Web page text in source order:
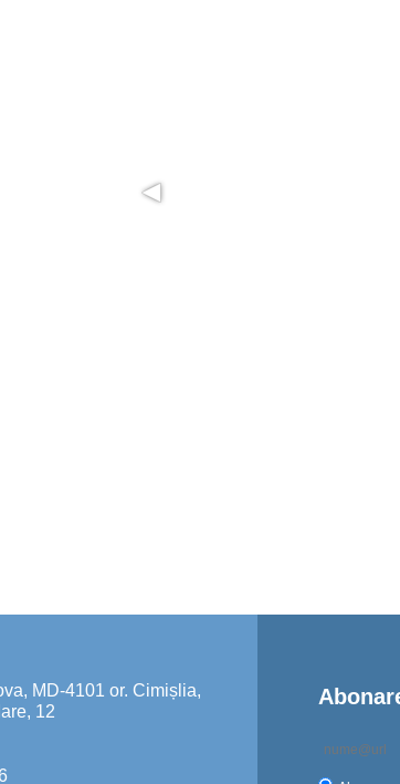
MD-4101 or. Cimișlia,
12